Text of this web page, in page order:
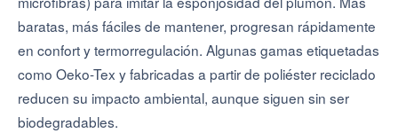
baratas, más fáciles de mantener, progresan rápidamente
en confort y termorregulación. Algunas gamas etiquetadas
como Oeko-Tex y fabricadas a partir de poliéster reciclado
reducen su impacto ambiental, aunque siguen sin ser
biodegradables.